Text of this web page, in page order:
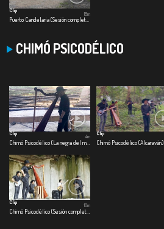
Clip
18m
CHIMÓ PSICODÉLICO
Clip
4m
Clip
Chimó Psicodélico (Alcaraván)
Clip
18m